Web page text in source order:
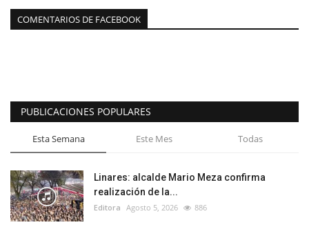
COMENTARIOS DE FACEBOOK
PUBLICACIONES POPULARES
Esta Semana Este Mes Todas
Linares: alcalde Mario Meza confirma
realización de la...
Editora Agosto 5, 2026 886